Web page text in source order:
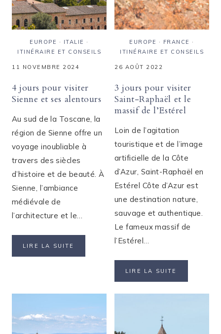
EUROPE · ITALIE ·
ITINÉRAIRE ET CONSEILS
11 NOVEMBRE 2024
4 jours pour visiter
Sienne et ses alentours
Au sud de la Toscane, la
région de Sienne offre un
voyage inoubliable à
travers des siècles
d’histoire et de beauté. À
Sienne, l’ambiance
médiévale de
l’architecture et le…
LIRE LA SUITE
ET
ALENTOURS
EUROPE · FRANCE ·
ITINÉRAIRE ET CONSEILS
26 AOÛT 2022
3 jours pour visiter
Saint-Raphaël et le
massif de l’Estérel
Loin de l’agitation
touristique et de l’image
artificielle de la Côte
d’Azur, Saint-Raphaël en
Estérel Côte d’Azur est
une destination nature,
sauvage et authentique.
Le fameux massif de
l’Estérel…
LIRE LA SUITE